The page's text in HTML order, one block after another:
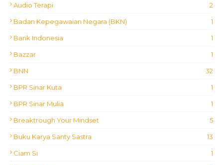
Audio Terapi 2
Badan Kepegawaian Negara (BKN) 1
Bank Indonesia 1
Bazzar 1
BNN 32
BPR Sinar Kuta 1
BPR Sinar Mulia 1
Breaktrough Your Mindset 5
Buku Karya Santy Sastra 13
Ciam Si 1